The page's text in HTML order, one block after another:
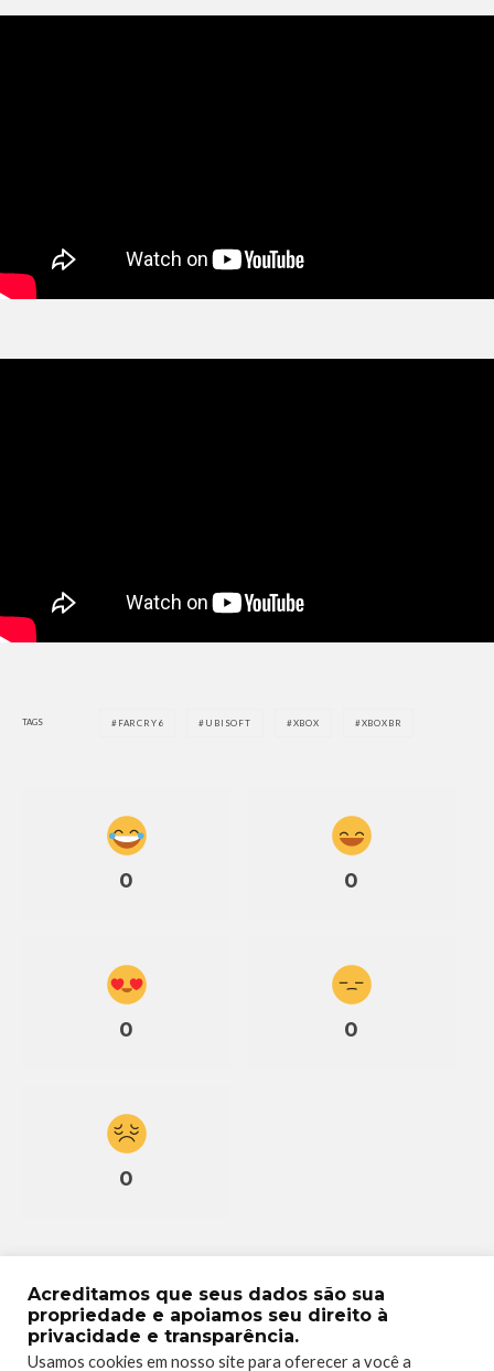
TAGS FARCRY6 UBISOFT XBOX XBOXBR
0 0
0 0
0
Acreditamos que seus dados são sua
propriedade e apoiamos seu direito à
privacidade e transparência.
Usamos cookies em nosso site para oferecer a você a